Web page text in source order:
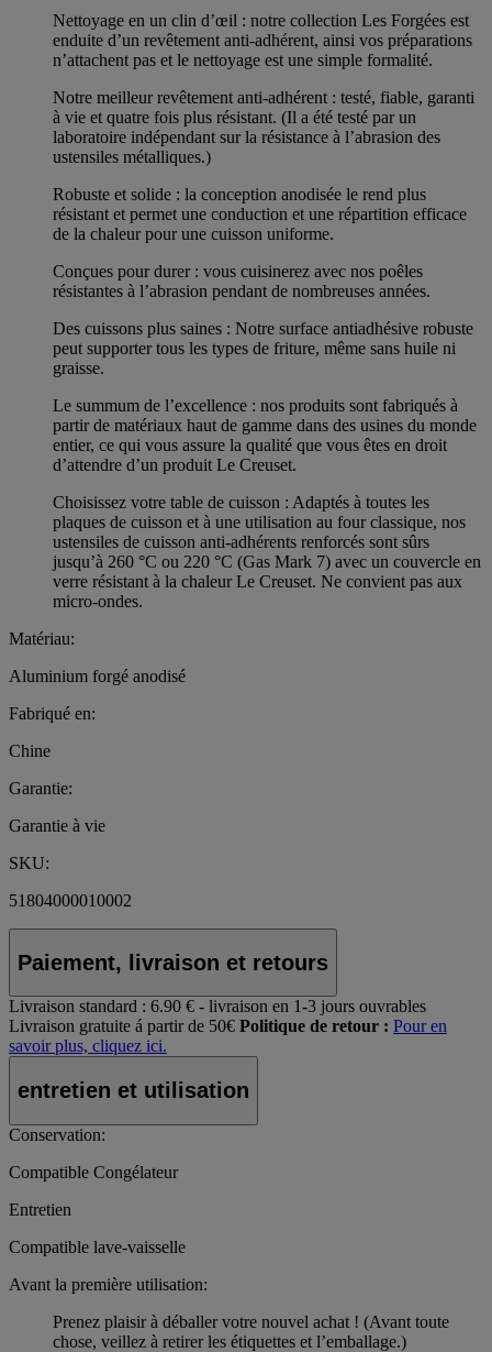
Nettoyage en un clin d’œil : notre collection Les Forgées est
enduite d’un revêtement anti-adhérent, ainsi vos préparations
n’attachent pas et le nettoyage est une simple formalité.
Notre meilleur revêtement anti-adhérent : testé, fiable, garanti
à vie et quatre fois plus résistant. (Il a été testé par un
laboratoire indépendant sur la résistance à l’abrasion des
ustensiles métalliques.)
Robuste et solide : la conception anodisée le rend plus
résistant et permet une conduction et une répartition efficace
de la chaleur pour une cuisson uniforme.
Conçues pour durer : vous cuisinerez avec nos poêles
résistantes à l’abrasion pendant de nombreuses années.
Des cuissons plus saines : Notre surface antiadhésive robuste
peut supporter tous les types de friture, même sans huile ni
graisse.
Le summum de l’excellence : nos produits sont fabriqués à
partir de matériaux haut de gamme dans des usines du monde
entier, ce qui vous assure la qualité que vous êtes en droit
d’attendre d’un produit Le Creuset.
Choisissez votre table de cuisson : Adaptés à toutes les
plaques de cuisson et à une utilisation au four classique, nos
ustensiles de cuisson anti-adhérents renforcés sont sûrs
jusqu’à 260 °C ou 220 °C (Gas Mark 7) avec un couvercle en
verre résistant à la chaleur Le Creuset. Ne convient pas aux
micro-ondes.
Matériau:
Aluminium forgé anodisé
Fabriqué en:
Chine
Garantie:
Garantie à vie
SKU:
51804000010002
Paiement, livraison et retours
Livraison standard : 6.90 € - livraison en 1-3 jours ouvrables
Livraison gratuite á partir de 50€ Politique de retour : Pour en
savoir plus, cliquez ici.
entretien et utilisation
Conservation:
Compatible Congélateur
Entretien
Compatible lave-vaisselle
Avant la première utilisation:
Prenez plaisir à déballer votre nouvel achat ! (Avant toute
chose, veillez à retirer les étiquettes et l’emballage.)